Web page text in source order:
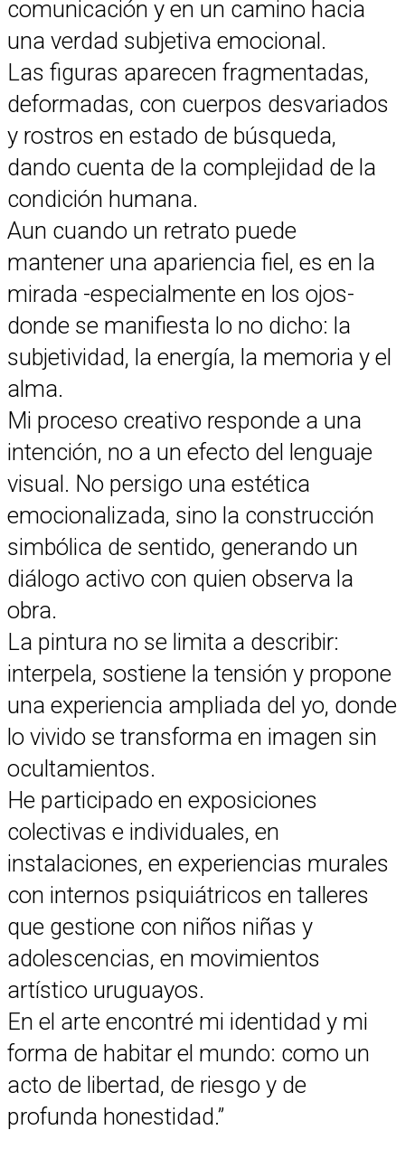
comunicación y en un camino hacia
una verdad subjetiva emocional.
Las figuras aparecen fragmentadas,
deformadas, con cuerpos desvariados
y rostros en estado de búsqueda,
dando cuenta de la complejidad de la
condición humana.
Aun cuando un retrato puede
mantener una apariencia fiel, es en la
mirada -especialmente en los ojos-
donde se manifiesta lo no dicho: la
subjetividad, la energía, la memoria y el
alma.
Mi proceso creativo responde a una
intención, no a un efecto del lenguaje
visual. No persigo una estética
emocionalizada, sino la construcción
simbólica de sentido, generando un
diálogo activo con quien observa la
obra.
La pintura no se limita a describir:
interpela, sostiene la tensión y propone
una experiencia ampliada del yo, donde
lo vivido se transforma en imagen sin
ocultamientos.
He participado en exposiciones
colectivas e individuales, en
instalaciones, en experiencias murales
con internos psiquiátricos en talleres
que gestione con niños niñas y
adolescencias, en movimientos
artístico uruguayos.
En el arte encontré mi identidad y mi
forma de habitar el mundo: como un
acto de libertad, de riesgo y de
profunda honestidad.’’